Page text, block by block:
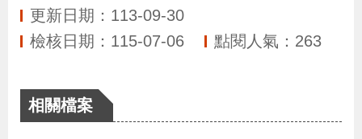
訊
布
更新日期：113-09-30
檢核日期：115-07-06
點閱人氣：263
相關檔案